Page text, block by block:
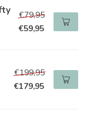
€79,95
€59,95
€199,95
€179,95